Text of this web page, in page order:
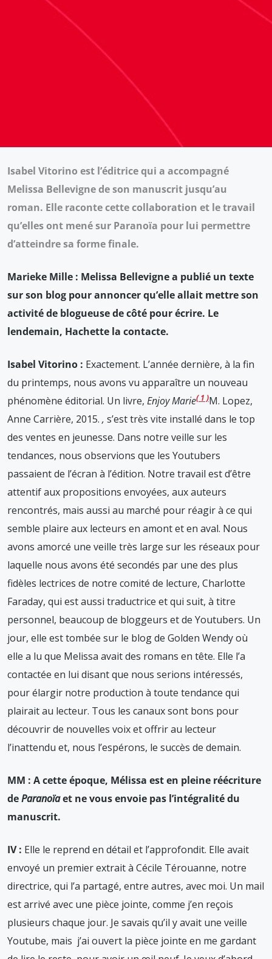
Isabel Vitorino est l’éditrice qui a accompagné
Melissa Bellevigne de son manuscrit jusqu’au
roman. Elle raconte cette collaboration et le travail
qu’elles ont mené sur Paranoïa pour lui permettre
d’atteindre sa forme finale.
Marieke Mille : Melissa Bellevigne a publié un texte
sur son blog pour annoncer qu’elle allait mettre son
activité de blogueuse de côté pour écrire. Le
lendemain, Hachette la contacte.
Isabel Vitorino : Exactement. L’année dernière, à la fin
du printemps, nous avons vu apparaître un nouveau
phénomène éditorial. Un livre, Enjoy Marie 1 M. Lopez,
Anne Carrière, 2015. , s’est très vite installé dans le top
des ventes en jeunesse. Dans notre veille sur les
tendances, nous observions que les Youtubers
passaient de l’écran à l’édition. Notre travail est d’être
attentif aux propositions envoyées, aux auteurs
rencontrés, mais aussi au marché pour réagir à ce qui
semble plaire aux lecteurs en amont et en aval. Nous
avons amorcé une veille très large sur les réseaux pour
laquelle nous avons été secondés par une des plus
fidèles lectrices de notre comité de lecture, Charlotte
Faraday, qui est aussi traductrice et qui suit, à titre
personnel, beaucoup de bloggeurs et de Youtubers. Un
jour, elle est tombée sur le blog de Golden Wendy où
elle a lu que Melissa avait des romans en tête. Elle l’a
contactée en lui disant que nous serions intéressés,
pour élargir notre production à toute tendance qui
plairait au lecteur. Tous les canaux sont bons pour
découvrir de nouvelles voix et offrir au lecteur
l’inattendu et, nous l’espérons, le succès de demain.
MM : A cette époque, Mélissa est en pleine réécriture
deParanoïaet ne vous envoie pas l’intégralité du
manuscrit.
IV : Elle le reprend en détail et l’approfondit. Elle avait
envoyé un premier extrait à Cécile Térouanne, notre
directrice, qui l’a partagé, entre autres, avec moi. Un mail
est arrivé avec une pièce jointe, comme j’en reçois
plusieurs chaque jour. Je savais qu’il y avait une veille
Youtube, mais j’ai ouvert la pièce jointe en me gardant